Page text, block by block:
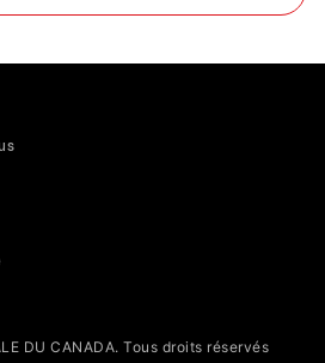
DU CANADA. Tous droits réservés